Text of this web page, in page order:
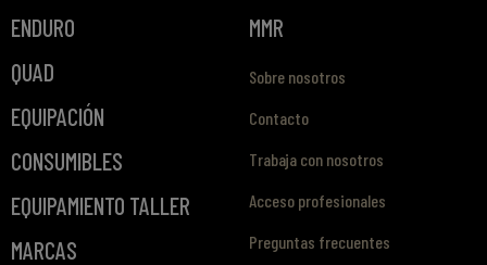
ENDURO
QUAD
EQUIPACIÓN
CONSUMIBLES
EQUIPAMIENTO TALLER
MARCAS
MMR
Sobre nosotros
Contacto
Trabaja con nosotros
Acceso profesionales
Preguntas frecuentes